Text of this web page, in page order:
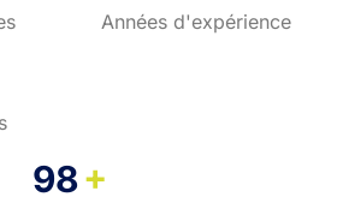
Années d'expérience
98+